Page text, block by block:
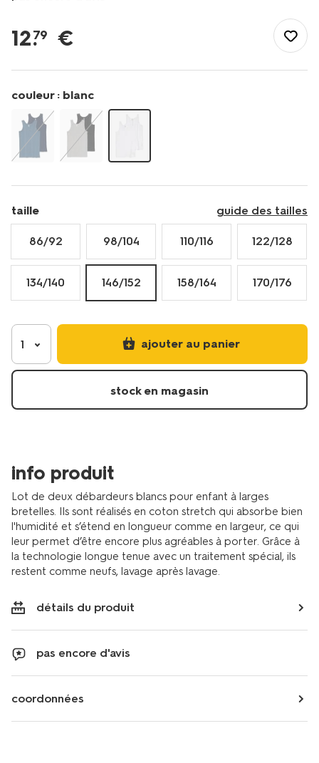
be/enfant/vetements-
garcon/sous-
debardeurs-
basic-
enfant-
coton-
stretch-
19280992.html
12.
79 €
couleur : blanc
taille guide des tailles
86/92 98/104 110/116 122/128
134/140 146/152 158/164 170/176
1 ajouter au panier
stock en magasin
info produit
Lot de deux débardeurs blancs pour enfant à larges
bretelles. Ils sont réalisés en coton stretch qui absorbe bien
l'humidité et s’étend en longueur comme en largeur, ce qui
leur permet d’être encore plus agréables à porter. Grâce à
la technologie longue tenue avec un traitement spécial, ils
restent comme neufs, lavage après lavage.
détails du produit
pas encore d'avis
coordonnées